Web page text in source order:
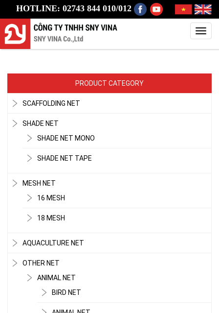
HOTLINE: 02743 844 010/012
PRODUCT CATEGORY
SCAFFOLDING NET
SHADE NET
SHADE NET MONO
SHADE NET TAPE
MESH NET
16 MESH
18 MESH
AQUACULTURE NET
OTHER NET
ANIMAL NET
BIRD NET